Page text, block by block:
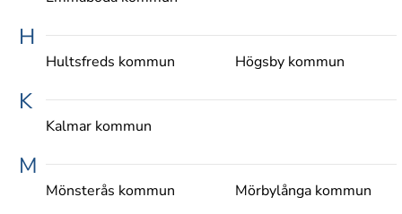
H
Hultsfreds kommun Högsby kommun
K
Kalmar kommun
M
Mönsterås kommun Mörbylånga kommun